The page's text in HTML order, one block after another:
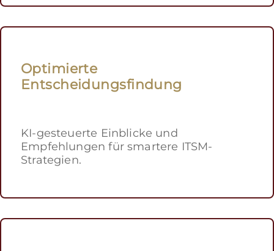
Optimierte
Entscheidungsfindung
KI-gesteuerte Einblicke und
Empfehlungen für smartere ITSM-
Strategien.